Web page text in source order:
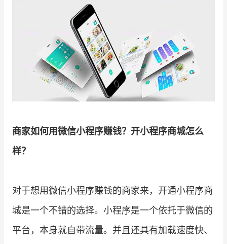
私域课程 新零售内参
增长俱乐部
商家社区 社群交流
合作共进
有赞云 数据通服务
商家如何用微信小程序赚钱？开小程序商城怎么
样？
对于想用微信小程序赚钱的商家来，开通小程序商
城是一个不错的选择。小程序是一个依托于微信的
平台，本身就自带流量。并且还具有加载速度快、